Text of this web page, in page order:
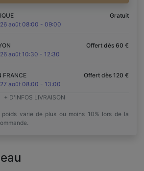
26 août 08:00 - 09:00
Gratuit
août 10:30 - 12:30
Offert dès 60 €
FRANCE
août 08:00 - 13:00
Offert dès 120 €
+ D'INFOS LIVRAISON
varie de plus ou moins 10% lors de la